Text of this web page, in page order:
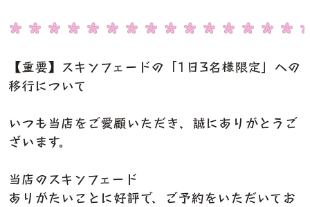
【重要】スキンフェードの「1日3名様限定」への
移行について
いつも当店をご愛顧いただき、誠にありがとうご
ざいます。
当店のスキンフェード
ありがたいことに好評で、ご予約をいただいてお